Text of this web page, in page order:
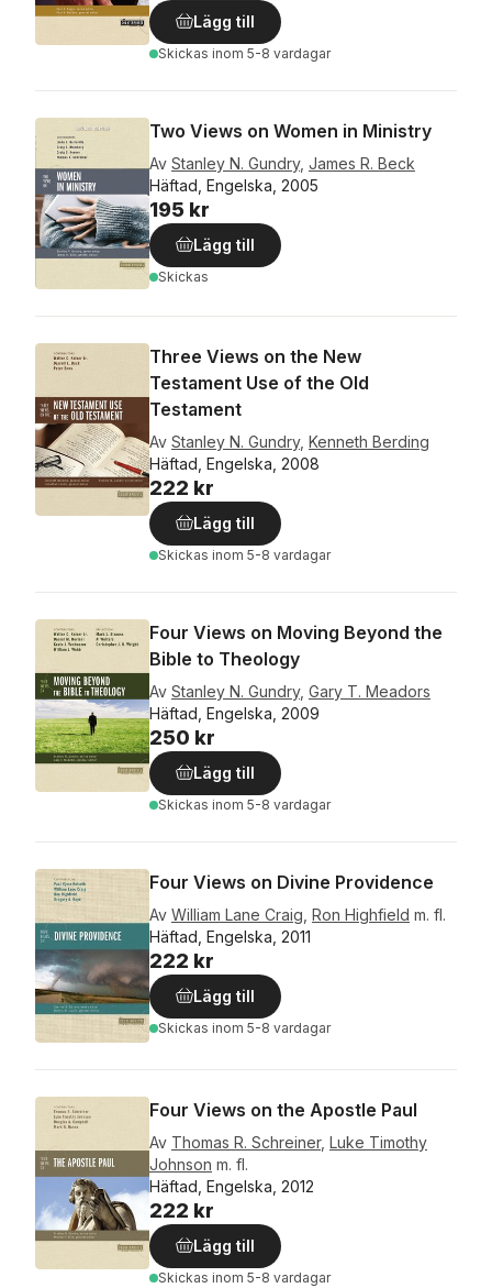
Lägg till
Skickas inom 5-8 vardagar
Two Views on Women in Ministry
Av Stanley N. Gundry, James R. Beck
Häftad, Engelska, 2005
195 kr
Lägg till
Skickas
Three Views on the New
Testament Use of the Old
Testament
Av Stanley N. Gundry, Kenneth Berding
Häftad, Engelska, 2008
222 kr
Lägg till
Skickas inom 5-8 vardagar
Four Views on Moving Beyond the
Bible to Theology
Av Stanley N. Gundry, Gary T. Meadors
Häftad, Engelska, 2009
250 kr
Lägg till
Skickas inom 5-8 vardagar
Four Views on Divine Providence
Av William Lane Craig Ron Highfield m. fl.
Häftad, Engelska, 2011
222 kr
Lägg till
Skickas inom 5-8 vardagar
Four Views on the Apostle Paul
Av Thomas R. Schreiner, Luke Timothy
Johnson m. fl.
Häftad, Engelska, 2012
222 kr
Lägg till
Skickas inom 5-8 vardagar